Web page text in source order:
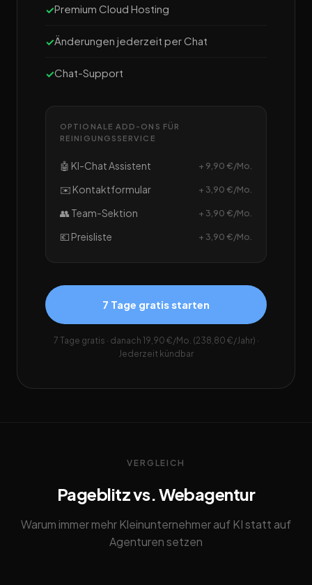
Premium Cloud Hosting
Änderungen jederzeit per Chat
Chat-Support
OPTIONALE ADD-ONS FÜR
REINIGUNGSSERVICE
🤖 KI-Chat Assistent + 9,90 €/Mo.
✉️ Kontaktformular + 3,90 €/Mo.
👥 Team-Sektion + 3,90 €/Mo.
💶 Preisliste + 3,90 €/Mo.
7 Tage gratis starten
7 Tage gratis · danach 19,90 €/Mo. (238,80 €/Jahr) ·
Jederzeit kündbar
VERGLEICH
Pageblitz vs. Webagentur
Warum immer mehr Kleinunternehmer auf KI statt auf
Agenturen setzen